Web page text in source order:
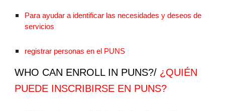
Para ayudar a identificar las necesidades y deseos de
servicios
registrar personas en el PUNS
WHO CAN ENROLL IN PUNS?/ ¿QUIÉN
PUEDE INSCRIBIRSE EN PUNS?